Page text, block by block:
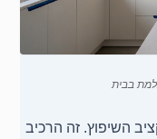
בבית
מהווה 25–35% מתקציב השיפוץ. זה הרכיב